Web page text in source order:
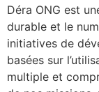
Déra ONG est
durable et le
initiatives de
basées sur
multiple et